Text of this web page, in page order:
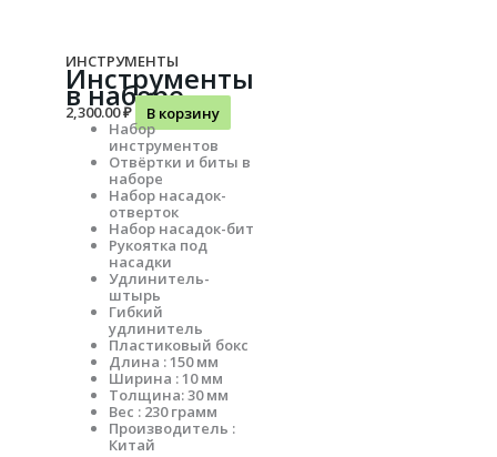
ИНСТРУМЕНТЫ
Инструменты
в наборе
2,300.00₽
В корзину
Набор
инструментов
Отвёртки и биты в
наборе
Набор насадок-
отверток
Набор насадок-бит
Рукоятка под
насадки
Удлинитель-
штырь
Гибкий
удлинитель
Пластиковый бокс
Длина : 150 мм
Ширина : 10 мм
Толщина: 30 мм
Вес : 230 грамм
Производитель :
Китай